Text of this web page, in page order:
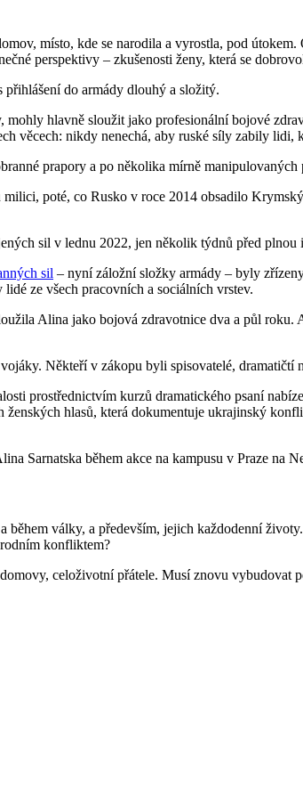
místo, kde se narodila a vyrostla, pod
perspektivy – zkušenosti ženy, která se
do armády dlouhý a složitý.
mohly hlavně sloužit jako profesionální bojové
věcech: nikdy nenechá, aby ruské síly zabily
prapory a po několika mírně
poté, co Rusko v roce 2014 obsadilo
sil v lednu 2022, jen několik týdnů před plnou
sil – nyní záložní složky armády – byly
ze všech pracovních a sociálních vrstev.
Alina jako bojová zdravotnice dva a půl roku.
Někteří v zákopu byli spisovatelé, dramatičtí
prostřednictvím kurzů dramatického psaní
ženských hlasů, která dokumentuje ukrajinský
Sarnatska během akce na kampusu v Praze na
války, a především, jejich každodenní
konfliktem?
celoživotní přátele. Musí znovu vybudovat